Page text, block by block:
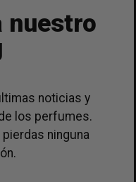
nuestro
noticias y
los perfumes.
ninguna